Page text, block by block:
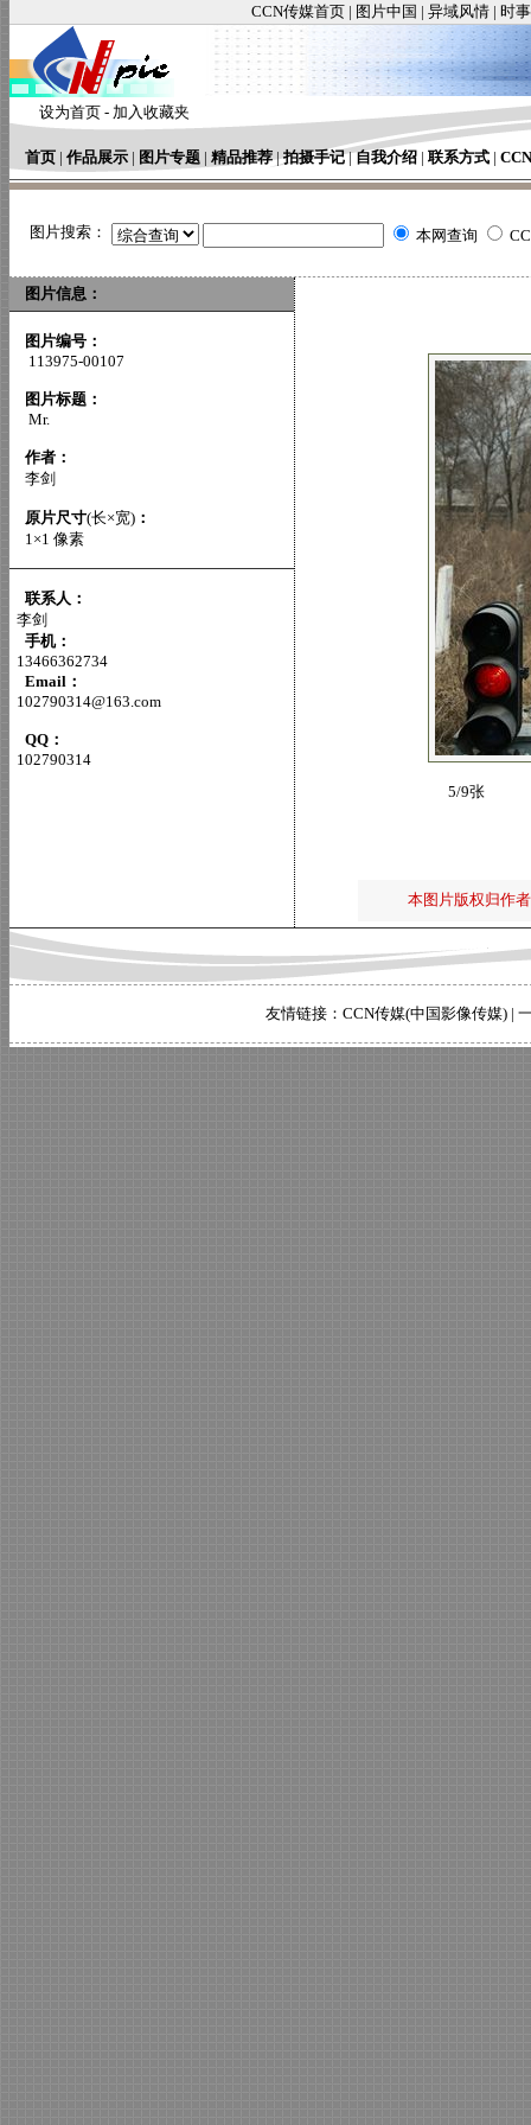
CCN传媒首页 | 图片中国 | 异域风情 | 时
设为首页 - 加入收藏夹
首页 | 作品展示 | 图片专题 | 精品推荐|拍摄手记|自我介绍 | 联系方式 |
图片搜索： 本网查询
图片信息：
图片编号：
113975-00107
图片标题：
Mr.
作者：
李剑
原片尺寸(长×宽) ：
1×1 像素
联系人：
李剑
手机：
13466362734
Email：
102790314@163.com
QQ：
102790314
5/9张
本图片版权归作
友情链接： CCN传媒(中国影像传媒) |